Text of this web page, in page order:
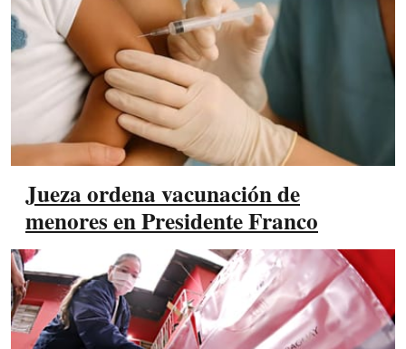
Jueza ordena vacunación de
menores en Presidente Franco